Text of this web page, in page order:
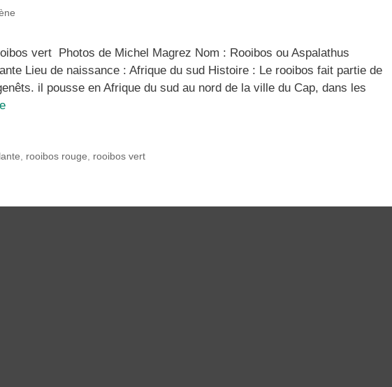
vert Photos de Michel Magrez Nom : Rooibos ou Aspalathus
Lieu de naissance : Afrique du sud Histoire : Le rooibos fait partie de
il pousse en Afrique du sud au nord de la ville du Cap, dans les
Le
rooibos rouge
rooibos vert